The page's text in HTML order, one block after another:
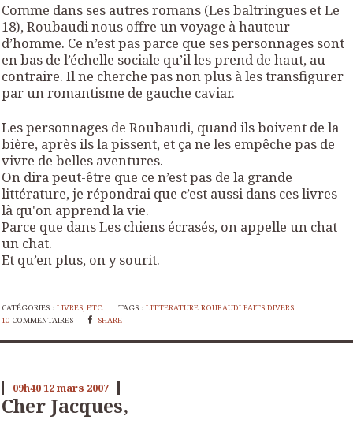
Comme dans ses autres romans (Les baltringues etLe
18), Roubaudi nous offre un voyage à hauteur
d’homme. Ce n’est pas parce que ses personnages sont
en bas de l’échelle sociale qu’il les prend de haut, au
contraire. Il ne cherche pas non plus à les transfigurer
par un romantisme de gauche caviar.
Les personnages de Roubaudi, quand ils boivent de la
bière, après ils la pissent, et ça ne les empêche pas de
vivre de belles aventures.
On dira peut-être que ce n’est pas de la grande
littérature, je répondrai que c’est aussi dans ces livres-
là qu'on apprend la vie.
Parce que dansLes chiens écrasés, on appelle un chat
un chat.
Et qu’en plus, on y sourit.
CATÉGORIES : LIVRES, ETC. TAGS :LITTERATURE ROUBAUDI FAITS DIVERS
10 COMMENTAIRES SHARE
09h4012mars 2007
Cher Jacques,